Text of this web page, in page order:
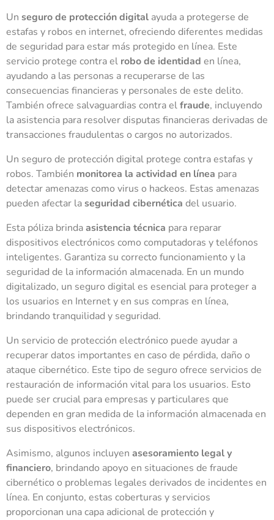
Un seguro de protección digital ayuda a protegerse de
estafas y robos en internet, ofreciendo diferentes medidas
de seguridad para estar más protegido en línea. Este
servicio protege contra el robo de identidad en línea,
ayudando a las personas a recuperarse de las
consecuencias financieras y personales de este delito.
También ofrece salvaguardias contra elfraude, incluyendo
la asistencia para resolver disputas financieras derivadas de
transacciones fraudulentas o cargos no autorizados.
Un seguro de protección digital protege contra estafas y
robos. También monitorea la actividad en línea para
detectar amenazas como virus o hackeos. Estas amenazas
pueden afectar laseguridad cibernética del usuario.
Esta póliza brindaasistencia técnica para reparar
dispositivos electrónicos como computadoras y teléfonos
inteligentes. Garantiza su correcto funcionamiento y la
seguridad de la información almacenada. En un mundo
digitalizado, un seguro digital es esencial para proteger a
los usuarios en Internet y en sus compras en línea,
brindando tranquilidad y seguridad.
Un servicio de protección electrónico puede ayudar a
recuperar datos importantes en caso de pérdida, daño o
ataque cibernético. Este tipo de seguro ofrece servicios de
restauración de información vital para los usuarios. Esto
puede ser crucial para empresas y particulares que
dependen en gran medida de la información almacenada en
sus dispositivos electrónicos.
Asimismo, algunos incluyen asesoramiento legal y
financiero, brindando apoyo en situaciones de fraude
cibernético o problemas legales derivados de incidentes en
línea. En conjunto, estas coberturas y servicios
proporcionan una capa adicional de protección y